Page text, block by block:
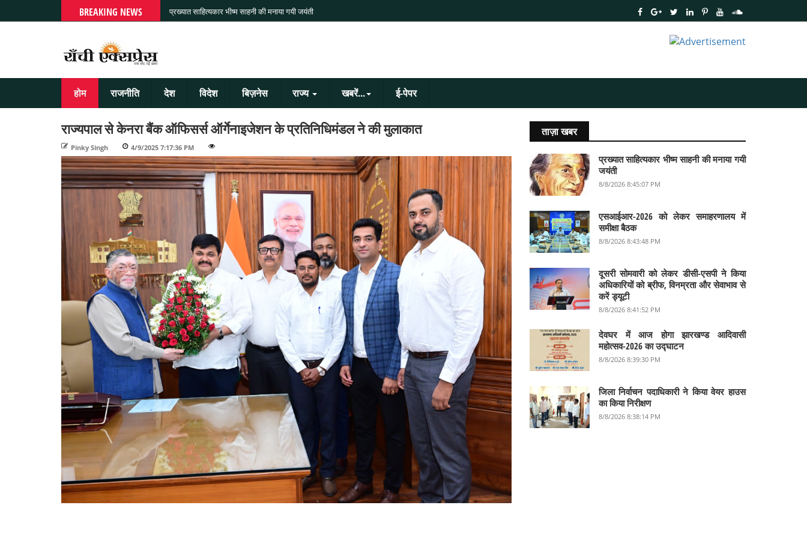
BREAKING NEWS प्रख्यात साहित्यकार भीष्म साहनी की मनाया गयी जयंती
होम राजनीति देश विदेश बिज़नेस राज्य खबरें... ई-पेपर
राज्यपाल से केनरा बैंक ऑफिसर्स ऑर्गेनाइजेशन के प्रतिनिधिमंडल ने की मुलाकात
Pinky Singh 4/9/2025 7:17:36 PM
ताज़ा खबर
प्रख्यात साहित्यकार भीष्म साहनी की मनाया गयी
जयंती
8/8/2026 8:45:07 PM
एसआईआर-2026 को लेकर समाहरणालय में
समीक्षा बैठक
8/8/2026 8:43:48 PM
दूसरी सोमवारी को लेकर डीसी-एसपी ने किया
अधिकारियों को ब्रीफ, विनम्रता और सेवाभाव से
करें ड्यूटी
8/8/2026 8:41:52 PM
देवघर में आज होगा झारखण्ड आदिवासी
महोत्सव-2026 का उद्घाटन
8/8/2026 8:39:30 PM
जिला निर्वाचन पदाधिकारी ने किया वेयर हाउस
का किया निरीक्षण
8/8/2026 8:38:14 PM